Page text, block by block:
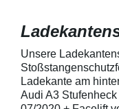
mechanische
150
Lack in der
unschönen
Fingenägel
Unsere
Ladekante am
Audi A3